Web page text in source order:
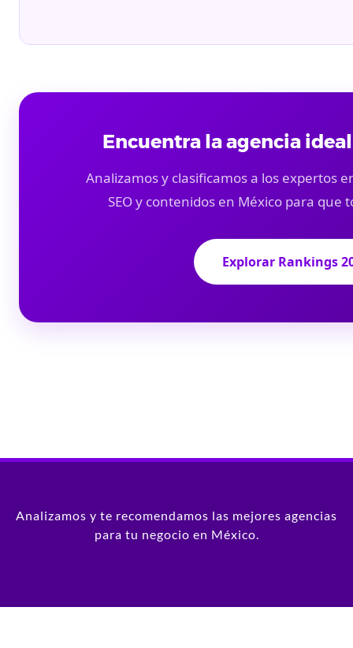
Encuentra la agencia
Analizamos y clasificamos a los expertos
SEO y contenidos en México para que
Explorar Rankings
Analizamos y te recomendamos las mejores agencias
para tu negocio en México.